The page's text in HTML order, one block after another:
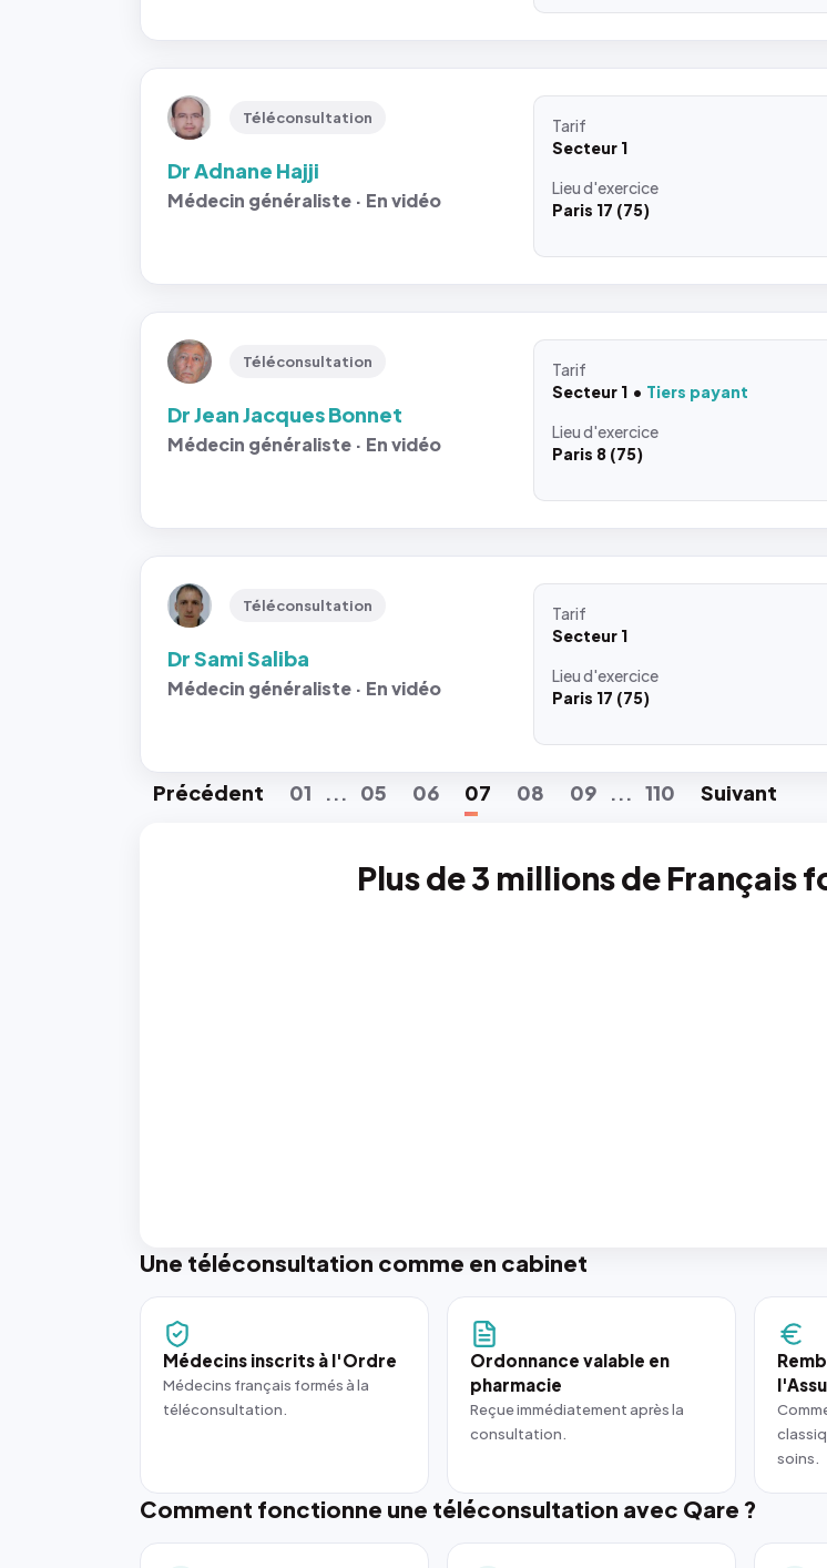
Téléconsultation
Dr Adnane Hajji
Médecin généraliste · En vidéo
Tarif
Secteur 1
Lieud'exercice
Paris 17 (75)
Téléconsultation
Dr Jean Jacques Bonnet
Médecin généraliste · En vidéo
Tarif
Secteur 1
Tiers payant
Lieud'exercice
Paris 8 (75)
Téléconsultation
Dr Sami Saliba
Médecin généraliste · En vidéo
Tarif
Secteur 1
Lieud'exercice
Paris 17 (75)
Précédent 01 ... 05 06 07 08 09 ... 110 Suivant
Plus de 3 millions de Français
Une téléconsultation comme en cabinet
Médecins inscrits à l'Ordre
Médecins français formés à la
téléconsultation.
Ordonnance valable en
pharmacie
Reçue immédiatement après la
consultation.
soins.
Comment fonctionne une téléconsultation avec Qare ?